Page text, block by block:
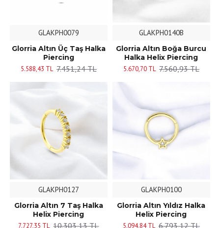
GLAKPH0079
Glorria Altın Üç Taş Halka
Piercing
5.588,43 TL 7.451,24 TL
GLAKPH0140B
Glorria Altın Boğa Burcu
Halka Helix Piercing
5.670,70 TL 7.560,93 TL
GLAKPH0127
Glorria Altın 7 Taş Halka
Helix Piercing
7.727,35 TL 10.303,13 TL
GLAKPH0100
Glorria Altın Yıldız Halka
Helix Piercing
5.094,84 TL 6.793,12 TL